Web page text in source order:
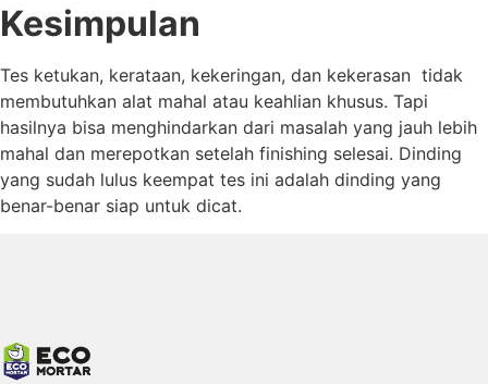
Kesimpulan
Tes ketukan, kerataan, kekeringan, dan kekerasan tidak
membutuhkan alat mahal atau keahlian khusus. Tapi
hasilnya bisa menghindarkan dari masalah yang jauh lebih
mahal dan merepotkan setelah finishing selesai. Dinding
yang sudah lulus keempat tes ini adalah dinding yang
benar-benar siap untuk dicat.